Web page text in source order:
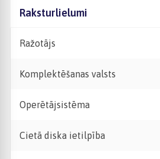
Raksturlielumi
Ražotājs
Komplektēšanas valsts
Operētājsistēma
Cietā diska ietilpība